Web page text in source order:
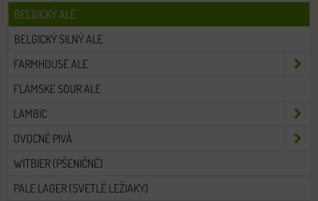
BELGICKÝ ALE
BELGICKÝ SILNÝ ALE
FARMHOUSE ALE
FLÁMSKE SOUR ALE
LAMBIC
OVOCNÉ PIVÁ
WITBIER (PŠENIČNÉ)
PALE LAGER (SVETLÉ LEŽIAKY)